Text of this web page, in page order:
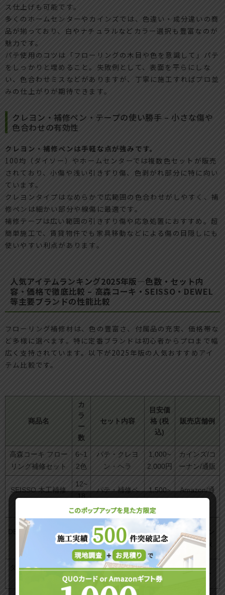
ス仕上げも可能です。
多くのホームセンターやカインズでは、色違い・成分違いの商
品が揃っており、白やナチュラルなどカラー選択も豊富なのが
魅力です。
パテ使用のコツは「フローリングの木目や色を意識して」パテ
をしっかりと埋めること。失敗例として、表面を平らにしな
い、色合わせミスなどがありますが、丁寧に施工すればプロ並
みの仕上がりが期待できます。
クレヨン・補修ペン・テープの使い勝手 – 小さな傷や
色合わせの有効性
クレヨン・補修ペンは手軽な点が強みです。
100均（ダイソー）やホームセンターでは複数色セットが販売
されており、小傷や浅い引きずり傷、色剥がれ部分に特に向い
ています。
クレヨンタイプはなめらかで広範囲の色合わせがしやすく、補
修ペンは細かい部分や線傷に最適です。
補修テープは広い範囲の引きずり傷や応急処置におすすめ。超
簡単施工で、賃貸物件でも家具移動などによる傷の目隠しにも
使いやすい利点があります。
人気アイテムランキング2025年版―色数・セット内
容・価格で徹底比較 – 高森コーキ・SEISSO・DEWEL
等主要ブランドの性能比較
フローリング補修材は、色の豊富さ、付属品の充実、価格帯な
ど多様に選べます。特に定番ブランドは初心者からプロまで幅
広く支持されています。以下が2025年版の人気おすすめアイ
テム比較です。
商品名
カ
ラ
ー
数
セット内容
目安価
格 (税
込)
販売店舗例
高森コーキ フロー
リング補修セット
6~1
2色
パテ・クレヨ
ン・ヘラ
1,000~
2,000円
カインズ/コ
ーナン/通販
SEISSO 木工補修
12~
色
パテ・補修ペ
1,500~
Amazon/通
DEWEL プロ用リペ
アキット
12
色
パテ・ペン・
サンドペーパ
ー
2,000~
3,000円
ホームセン
ター/通販
ダイソー キズ補修